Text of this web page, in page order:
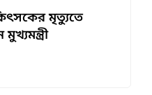
মৃত্যুতে